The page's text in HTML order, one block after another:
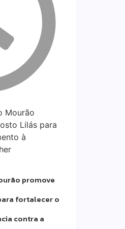
promove
fortalecer o
contra a